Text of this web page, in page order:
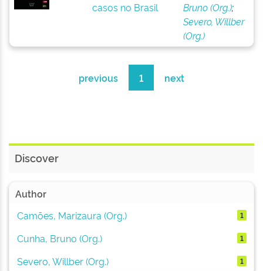
casos no Brasil
Bruno (Org.);
Severo, Willber
(Org.)
previous 1 next
Discover
Author
Camões, Marizaura (Org.)
1
Cunha, Bruno (Org.) 1
Severo, Willber (Org.) 1